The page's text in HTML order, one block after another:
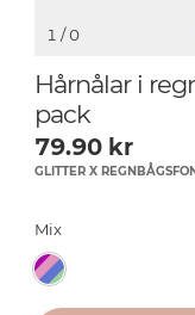
1 / 0
Hårnålar i
pack
79.90 kr
GLITTER X
Mix